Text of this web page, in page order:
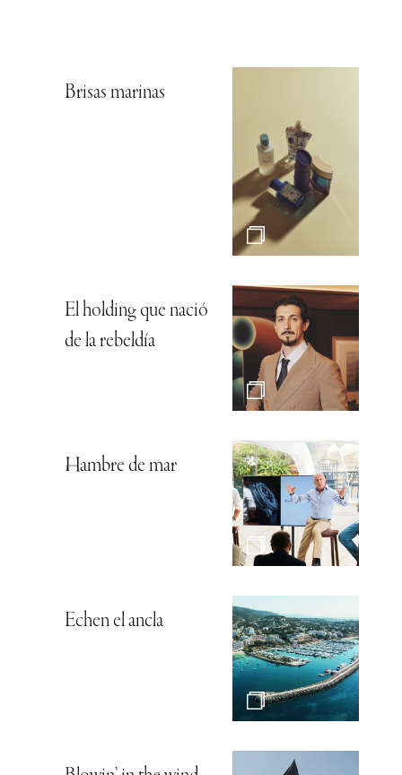
Brisas marinas
El holding que nació
de la rebeldía
Hambre de mar
Echen el ancla